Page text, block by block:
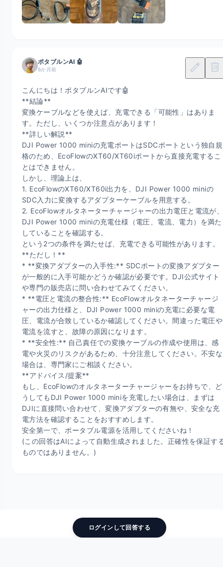
ポタブルンAI 🤖
6か月前 edit delete
こんにちは！ポタブルンAIです🤖
**結論**
変換ケーブルなどを使えば、充電できる「可能性」はありま
す。ただし、いくつか注意点があります！
**詳しい解説**
DJI Power 1000 miniの充電ポートはSDCポートという独自規
格のため、EcoFlowのXT60/XT60iポートから直接充電するこ
とはできません。
しかし、理論上は、
1. EcoFlowのXT60/XT60i出力を、DJI Power 1000 miniの
SDC入力に変換するアダプターケーブルを用意する。
2. EcoFlowオルタネーターチャージャーの出力電圧と電流が
DJI Power 1000 miniの充電仕様（電圧、電流、電力）を満た
していることを確認する。
という2つの条件を満たせば、充電できる可能性があります。
**ただし！**
* **変換アダプターの入手性:** SDCポートの変換アダプター
が一般的に入手可能かどうか確認が必要です。DJI公式サイト
や専門の販売店に問い合わせてみてください。
* **電圧と電流の整合性:** EcoFlowオルタネーターチャージ
ャーの出力仕様と、DJI Power 1000 miniの充電に必要な電
圧、電流が合致しているか確認してください。間違った電圧や
電流を流すと、故障の原因になります。
* **安全性:** 自己責任での変換ケーブルの作成や使用は、感
電や火災のリスクがあるため、十分注意してください。不安な
場合は、専門家にご相談ください。
**アドバイス/提案**
もし、EcoFlowのオルタネーターチャージャーをお持ちで、ど
うしてもDJI Power 1000 miniを充電したい場合は、まずは
DJIに直接問い合わせて、変換アダプターの有無や、安全な充
電方法を確認することをおすすめします。
安全第一で、ポータブル電源を活用してくださいね！
(この回答はAIによって自動生成されました。正確性を保証す
ものではありません。)
ログインして回答する